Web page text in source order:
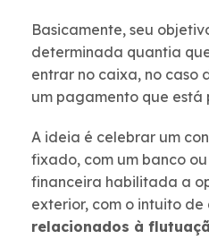
Basicamente, seu
determinada quantia
entrar no caixa, no caso
um pagamento que
A ideia é celebrar um
fixado, com um banco
financeira habilitada a
exterior, com o intuito de
relacionados à